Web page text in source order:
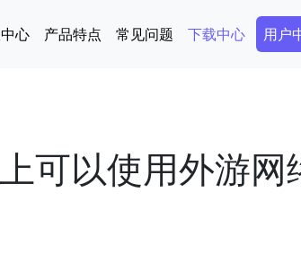
心 产品特点 常见问题 下载中心 用户
可以使用外游网